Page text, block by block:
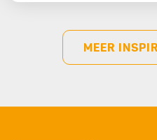
MEER